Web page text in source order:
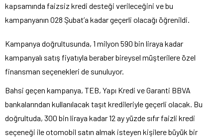
kapsamında faizsiz kredi desteği verileceğini ve bu
kampanyanın 028 Şubat’a kadar geçerli olacağı öğrenildi.
Kampanya doğrultusunda, 1 milyon 590 bin liraya kadar
kampanyalı satış fiyatıyla beraber bireysel müşterilere özel
finansman seçenekleri de sunuluyor.
Bahsi geçen kampanya, TEB, Yapı Kredi ve Garanti BBVA
bankalarından kullanılacak taşıt kredileriyle geçerli olacak. Bu
doğrultuda, 300 bin liraya kadar 12 ay yüzde sıfır faizli kredi
seçeneği ile otomobil satın almak isteyen kişilere büyük bir